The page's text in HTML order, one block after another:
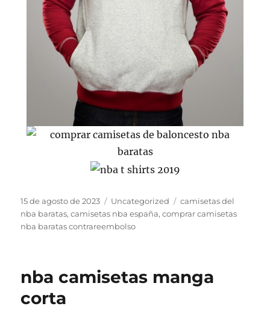
Publicado
el
15 de agosto de 2023 Categorías
Uncategorized Etiquetas
camisetas del
nba baratas,camisetas nba españa,comprar camisetas
nba baratas contrareembolso
nba camisetas manga
corta